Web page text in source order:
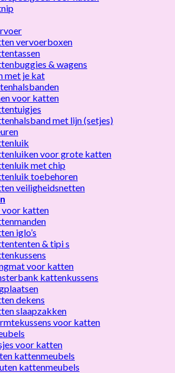
vervoerboxen
& wagens
met je kat
voor katten
met lijn (setjes)
voor grote katten
met chip
toebehoren
veiligheidsnetten
voor katten
iglo’s
& tipi s
voor katten
kattenkussens
dekens
slaapzakken
voor katten
voor katten
kattenmeubels
kattenmeubels